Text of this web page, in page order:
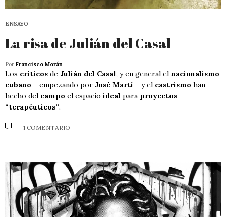
ENSAYO
La risa de Julián del Casal
Por Francisco Morán
Los críticos de Julián del Casal, y en general el nacionalismo
cubano —empezando por José Martí— y el castrismo han
hecho del campo el espacio ideal para proyectos
“terapéuticos”.
1 COMENTARIO